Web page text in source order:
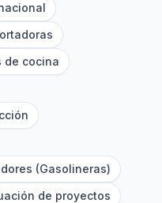
de cocina
(Gasolineras)
de proyectos